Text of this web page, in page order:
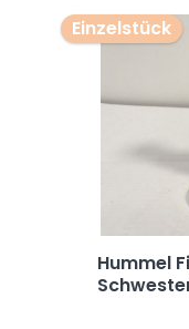
Einzelstück
Hummel